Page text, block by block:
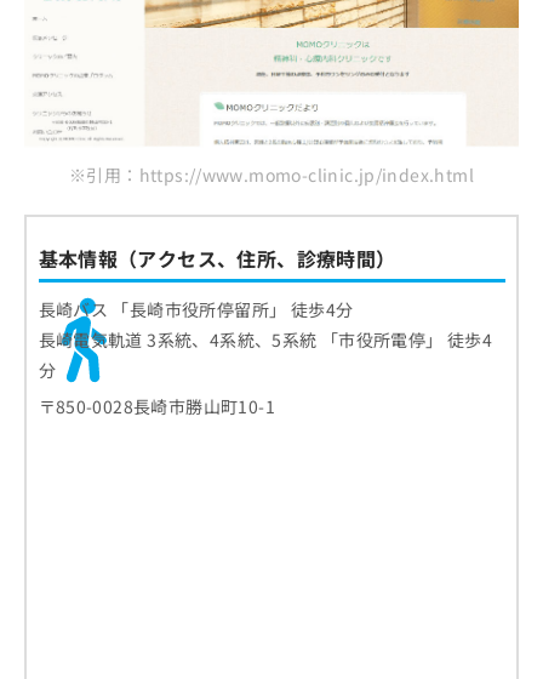
※引用：https://www.momo-clinic.jp/index.html
基本情報（アクセス、住所、診療時間）
長崎バス 「長崎市役所停留所」 徒歩4分
長崎電気軌道 3系統、4系統、5系統 「市役所電停」 徒歩4
分
〒850-0028長崎市勝山町10-1